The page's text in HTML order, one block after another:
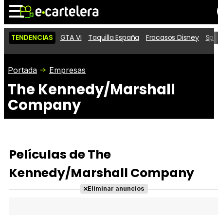
Noticias
Series
Vídeos
Fotos
TENDENCIAS GTA VI Taquilla España Fracasos Disney
Portada Empresas
The Kennedy/Marshall
Company
Películas de The
Kennedy/Marshall Company
Eliminar anuncios